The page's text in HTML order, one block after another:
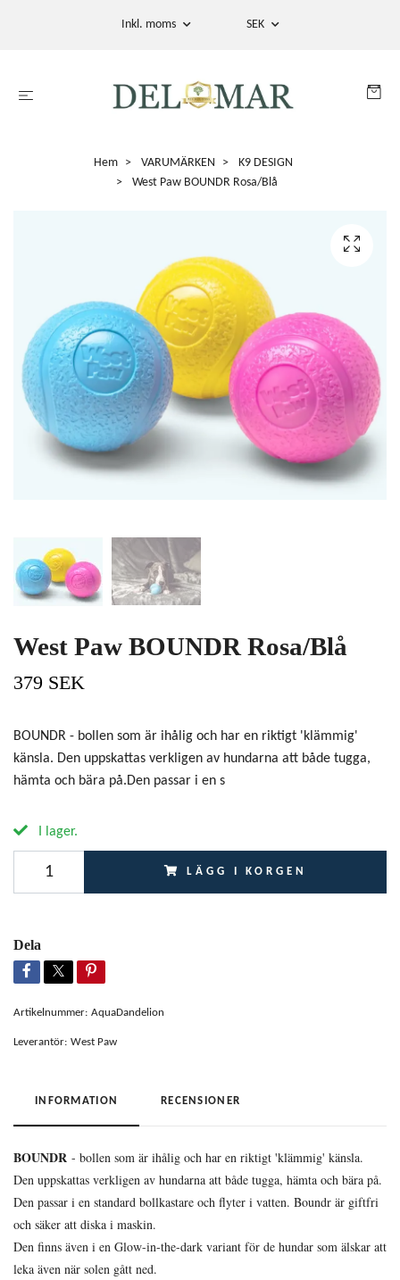
Inkl. moms SEK
Hem VARUMÄRKEN
K9 DESIGN
West Paw BOUNDR Rosa/Blå
West Paw BOUNDR Rosa/Blå
379 SEK
BOUNDR - bollen som är ihålig och har en riktigt 'klämmig'
känsla. Den uppskattas verkligen av hundarna att både tugga,
hämta och bära på.Den passar i en s
I lager.
LÄGG I KORGEN
Dela
Artikelnummer: AquaDandelion
Leverantör: West Paw
INFORMATION RECENSIONER
BOUNDR - bollen som är ihålig och har en riktigt 'klämmig' känsla.
Den uppskattas verkligen av hundarna att både tugga, hämta och bära på.
Den passar i en standard bollkastare och flyter i vatten. Boundr är giftfri
och säker att diska i maskin.
Den finns även i en Glow-in-the-dark variant för de hundar som älskar att
leka även när solen gått ned.